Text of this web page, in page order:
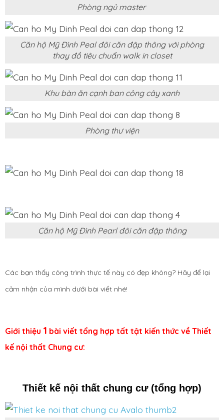
Phòng ngủ master
Căn hộ Mỹ Đình Peal đôi căn đập thông với phòng
thay đồ tiêu chuẩn walk in closet
Khu bàn ăn cạnh ban công cây xanh
Phòng thư viện
Căn hộ Mỹ Đình Pearl đôi căn đập thông
Các bạn thấy công trình thực tế này có đẹp không? Hãy để lại
cảm nhận của mình dưới bài viết nhé!
Giới thiệu 1 bài viết tổng hợp tất tật kiến thức về Thiết
kế nội thất Chung cư:
Thiết kế nội thất chung cư (tổng hợp)